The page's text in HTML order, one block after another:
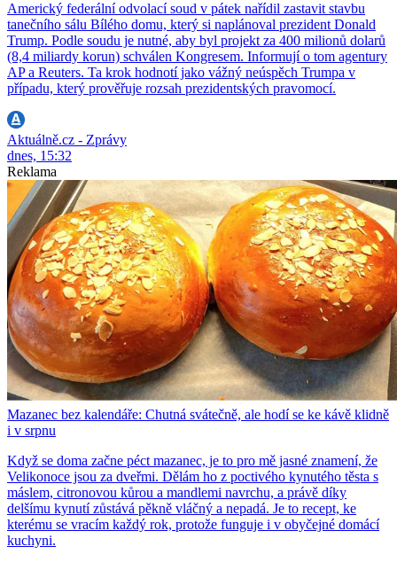
Americký federální odvolací soud v pátek nařídil zastavit stavbu
tanečního sálu Bílého domu, který si naplánoval prezident Donald
Trump. Podle soudu je nutné, aby byl projekt za 400 milionů dolarů
(8,4 miliardy korun) schválen Kongresem. Informují o tom agentury
AP a Reuters. Ta krok hodnotí jako vážný neúspěch Trumpa v
případu, který prověřuje rozsah prezidentských pravomocí.
Aktuálně.cz - Zprávy
dnes, 15:32
Reklama
Mazanec bez kalendáře: Chutná svátečně, ale hodí se ke kávě klidně
i v srpnu
Když se doma začne péct mazanec, je to pro mě jasné znamení, že
Velikonoce jsou za dveřmi. Dělám ho z poctivého kynutého těsta s
máslem, citronovou kůrou a mandlemi navrchu, a právě díky
delšímu kynutí zůstává pěkně vláčný a nepadá. Je to recept, ke
kterému se vracím každý rok, protože funguje i v obyčejné domácí
kuchyni.